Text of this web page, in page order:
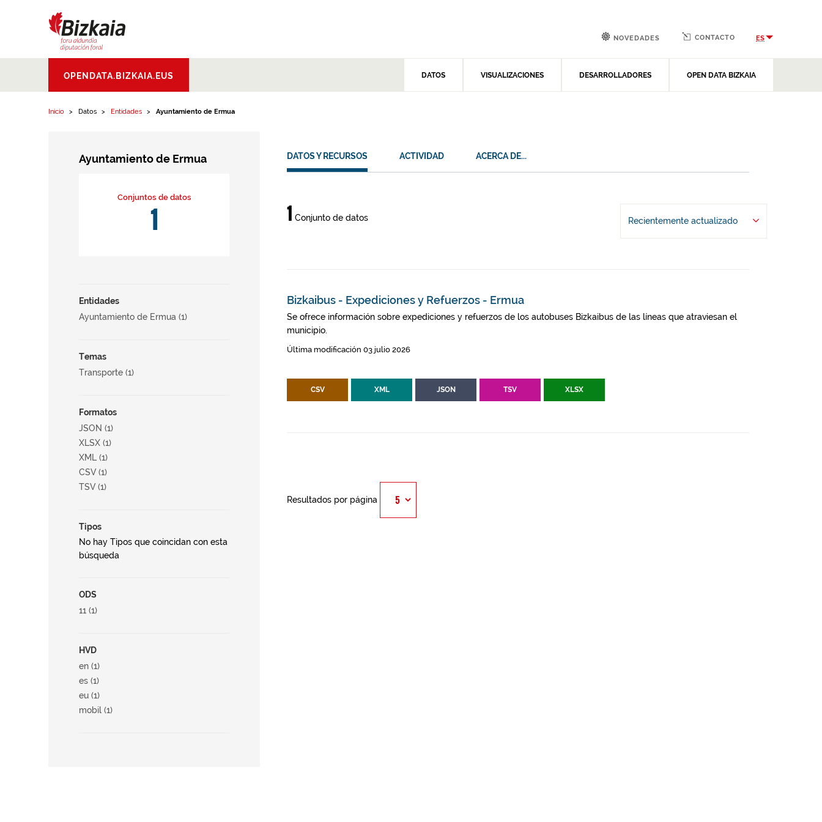
Aldundia.Diputacion
Foral de Bizkaia
OPENDATA.BIZKAIA.EUS DATOS VISUALIZACIONES DESARROLLADORES OPEN DATA BIZKAIA
NOVEDADES CONTACTO ES
Inicio Datos Entidades Ayuntamiento de Ermua
Ayuntamiento de Ermua
Conjuntos de datos
1
Entidades
Ayuntamiento de Ermua (1)
Temas
Transporte (1)
Formatos
JSON (1)
XLSX (1)
XML (1)
CSV (1)
TSV (1)
Tipos
No hay Tipos que coincidan con esta
búsqueda
ODS
11 (1)
HVD
en (1)
es (1)
eu (1)
mobil (1)
DATOS Y RECURSOS ACTIVIDAD ACERCA DE...
Datos
y
1 Conjunto de datos Recientemente actualizado
Bizkaibus - Expediciones y Refuerzos - Ermua
Se ofrece información sobre expediciones y refuerzos de los autobuses Bizkaibus de las líneas que atraviesan el
municipio.
Última modificación 03 julio 2026
CSV XML JSON TSV XLSX
Resultados por página